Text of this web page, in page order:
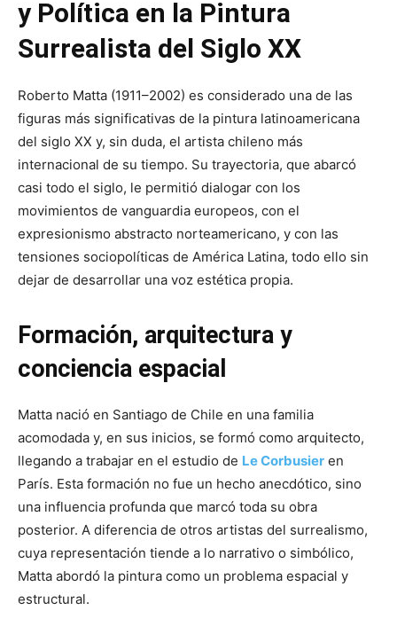
y Política en la Pintura
Surrealista del Siglo XX
Roberto Matta (1911–2002) es considerado una de las
figuras más significativas de la pintura latinoamericana
del siglo XX y, sin duda, el artista chileno más
internacional de su tiempo. Su trayectoria, que abarcó
casi todo el siglo, le permitió dialogar con los
movimientos de vanguardia europeos, con el
expresionismo abstracto norteamericano, y con las
tensiones sociopolíticas de América Latina, todo ello sin
dejar de desarrollar una voz estética propia.
Formación, arquitectura y
conciencia espacial
Matta nació en Santiago de Chile en una familia
acomodada y, en sus inicios, se formó como arquitecto,
llegando a trabajar en el estudio de Le Corbusier en
París. Esta formación no fue un hecho anecdótico, sino
una influencia profunda que marcó toda su obra
posterior. A diferencia de otros artistas del surrealismo,
cuya representación tiende a lo narrativo o simbólico,
Matta abordó la pintura como un problema espacial y
estructural.